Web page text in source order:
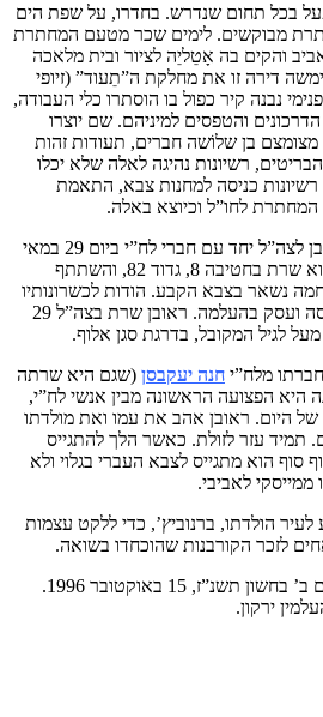
ופעל בכל תחום שנדרש. בחדרו, על שפת הים
מבוקשים. לימים שכר מטעם המחתרת
והקים בה אָטֵליֵה לציור ובית מלאכה
דירה זו את מחלקת ה”תֵעוד” (זיופי
נבנה קיר כפול בו הוסתרו כלי העבודה,
והטפסים למיניהם. שם יוצרו
מצומצם בן שלוֹשה חברים, תעודות זהות
רשיונות נהיגה לאלה שלא יכלו
כניסה למחנות צבא, התאמת
המחתרת לחו”ל וכיוצא באלה.
עם הקמת צה”ל, התגייס ראובן לצה”ל יחד עם חברי לח”י ביום 29 במאי
948 במיסדר בשייח מוניס. הוא שרת בחטיבה 8, גדוד 82, והשתתף
נשאר בצבא הקבע. הודות לכשרונותיו
האמנותיים, צורף לחיל ההנדסה ועסק בהעלמה. ראובן שרת בצה”ל 29
חנה יעקבסן (שגם היא שרתה
חנה היא הפצועה הראשונה מבין אנשי לח”י,
של היום. ראובן אהב את עמו ואת מולדתו
תמיד עזר לזולת. כאשר הלך להתגייס
סוף הוא מתגייס לצבא העברי בגלוי ולא
לאביבי.
הולדתו, ברנוביץ’, כדי ללקט עצמות
לזכר הקורבנות שהוכחדו בשואה.
ראובן נפטר בשיבה טובה ביום ב’ בחשון תשנ”ז, 15 באוקטובר 1996.
ירקון.